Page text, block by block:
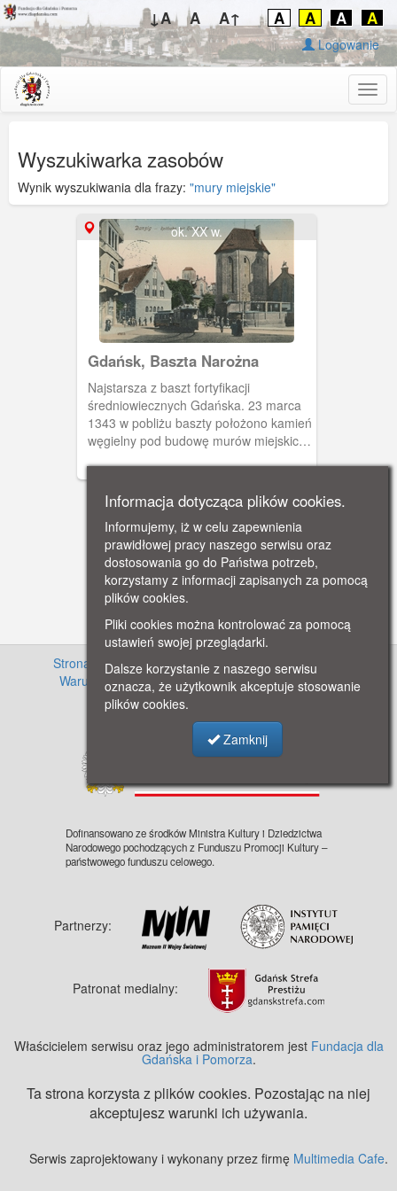
↓A A A↑ A A A A
Logowanie
Wyszukiwarka zasobów
Wynik wyszukiwania dla frazy: "mury miejskie"
ok. XX w.
Gdańsk, Baszta Narożna
Najstarsza z baszt fortyfikacji
średniowiecznych Gdańska. 23 marca
1343 w pobliżu baszty położono kamień
węgielny pod budowę murów miejskich
Strona główna · Informacje o projekcie · Cennik
Warunki używania zasobów
· Kontakt ·
Regulamin
serwisu
· Polityka prywatności
Dofinansowano ze środków Ministra Kultury i Dziedzictwa
Narodowego pochodzących z Funduszu Promocji Kultury –
państwowego funduszu celowego.
Partnerzy:
Patronat medialny:
Właścicielem serwisu oraz jego administratorem jest Fundacja dla
Gdańska i Pomorza.
Ta strona korzysta z plików cookies. Pozostając na niej
akceptujesz warunki ich używania.
Serwis zaprojektowany i wykonany przez firmę Multimedia Cafe.
Informacja dotycząca plików cookies.
Informujemy, iż w celu zapewnienia
prawidłowej pracy naszego serwisu oraz
dostosowania go do Państwa potrzeb,
korzystamy z informacji zapisanych za pomocą
plików cookies.
Pliki cookies można kontrolować za pomocą
ustawień swojej przeglądarki.
Dalsze korzystanie z naszego serwisu
oznacza, że użytkownik akceptuje stosowanie
plików cookies.
Zamknij